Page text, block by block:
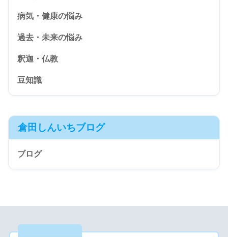
病気・健康の悩み
過去・未来の悩み
釈迦・仏教
豆知識
倉田しんいちブログ
ブログ